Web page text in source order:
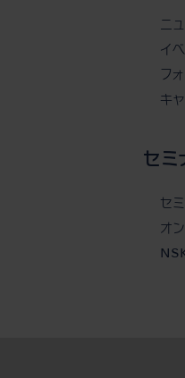
ニ
イ
フ
キ
セミ
セ
オ